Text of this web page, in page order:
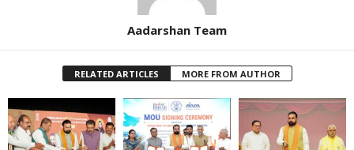
Aadarshan Team
RELATED ARTICLES MORE FROM AUTHOR